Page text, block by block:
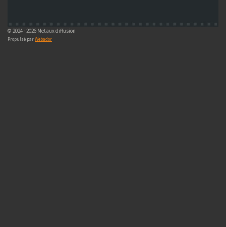
© 2024 - 2026 Metaux diffusion
Propulsé parWebador